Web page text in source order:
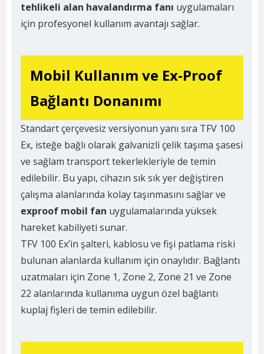
tehlikeli alan havalandırma fanı uygulamaları
için profesyonel kullanım avantajı sağlar.
Mobil Kullanım ve Ex-Proof
Bağlantı Donanımı
Standart çerçevesiz versiyonun yanı sıra TFV 100
Ex, isteğe bağlı olarak galvanizli çelik taşıma şasesi
ve sağlam transport tekerlekleriyle de temin
edilebilir. Bu yapı, cihazın sık sık yer değiştiren
çalışma alanlarında kolay taşınmasını sağlar ve
exproof mobil fan uygulamalarında yüksek
hareket kabiliyeti sunar.
TFV 100 Ex’in şalteri, kablosu ve fişi patlama riski
bulunan alanlarda kullanım için onaylıdır. Bağlantı
uzatmaları için Zone 1, Zone 2, Zone 21 ve Zone
22 alanlarında kullanıma uygun özel bağlantı
kuplaj fişleri de temin edilebilir.